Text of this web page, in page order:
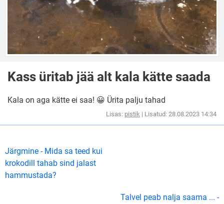
Kass üritab jää alt kala kätte saada
Kala on aga kätte ei saa! 😀 Ürita palju tahad
Lisas: pistik | Lisatud: 28.08.2023 14:34
Järgmine - Mida sa teed kui
krokodill tahab sind jalast
hammustada?
Talvel peab nalja saama ... -